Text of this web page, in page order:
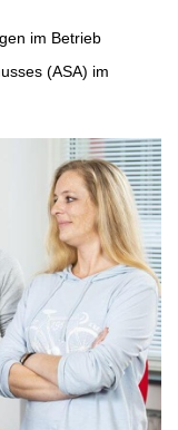
im Betrieb
(ASA) im